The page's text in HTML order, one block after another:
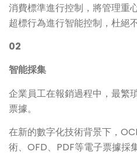
消費標準進行控制，將管理重
超標行為進行智能控制，杜絕
02
智能採集
企業員工在報銷過程中，最繁
票據。
在新的數字化技術背景下，
術、OFD、PDF等電子票據採